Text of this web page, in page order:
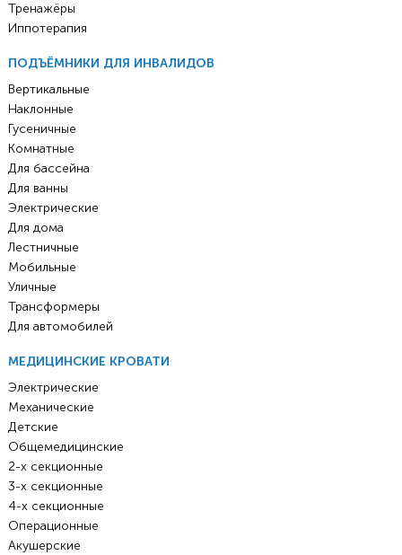
Тренажёры
Иппотерапия
ПОДЪЁМНИКИ ДЛЯ ИНВАЛИДОВ
Вертикальные
Наклонные
Гусеничные
Комнатные
Для бассейна
Для ванны
Электрические
Для дома
Лестничные
Мобильные
Уличные
Трансформеры
Для автомобилей
МЕДИЦИНСКИЕ КРОВАТИ
Электрические
Механические
Детские
Общемедицинские
2-х секционные
3-х секционные
4-х секционные
Операционные
Акушерские